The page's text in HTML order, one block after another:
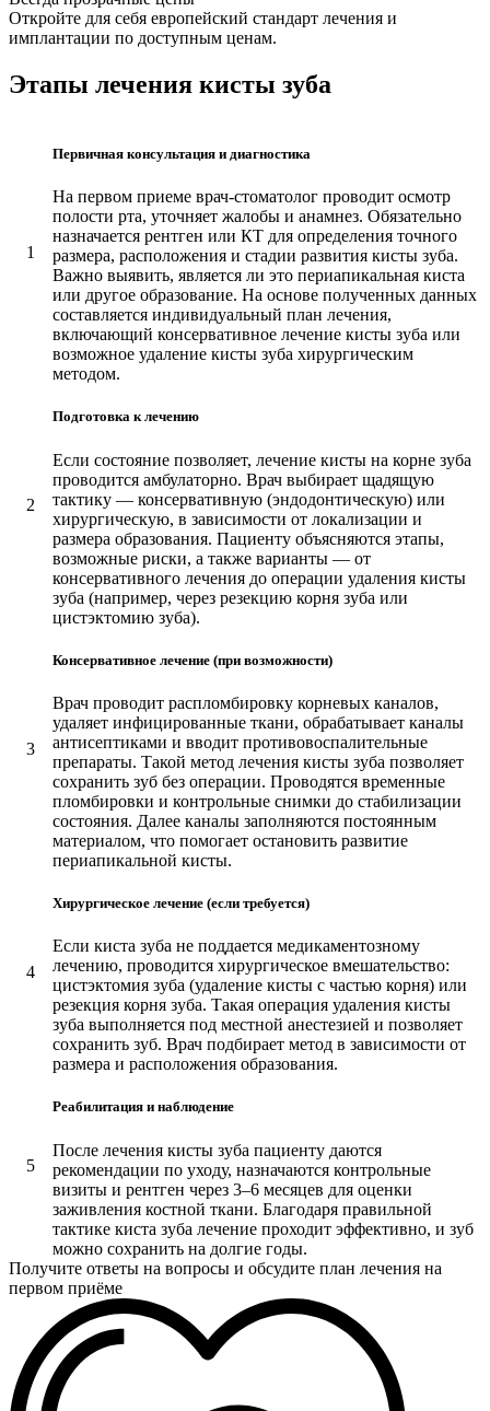
Откройте для себя европейский стандарт лечения и
имплантации по доступным ценам.
Этапы лечения кисты зуба
Первичная консультация и диагностика
На первом приеме врач-стоматолог проводит осмотр
полости рта, уточняет жалобы и анамнез. Обязательно
назначается рентген или КТ для определения точного
размера, расположения и стадии развития кисты зуба.
Важно выявить, является ли это периапикальная киста
или другое образование. На основе полученных данных
составляется индивидуальный план лечения,
включающий консервативное лечение кисты зуба или
возможное удаление кисты зуба хирургическим
методом.
1
Подготовка к лечению
Если состояние позволяет, лечение кисты на корне зуба
проводится амбулаторно. Врач выбирает щадящую
тактику — консервативную (эндодонтическую) или
хирургическую, в зависимости от локализации и
размера образования. Пациенту объясняются этапы,
возможные риски, а также варианты — от
консервативного лечения до операции удаления кисты
зуба (например, через резекцию корня зуба или
цистэктомию зуба).
2
Консервативное лечение (при возможности)
Врач проводит распломбировку корневых каналов,
удаляет инфицированные ткани, обрабатывает каналы
антисептиками и вводит противовоспалительные
препараты. Такой метод лечения кисты зуба позволяет
сохранить зуб без операции. Проводятся временные
пломбировки и контрольные снимки до стабилизации
состояния. Далее каналы заполняются постоянным
материалом, что помогает остановить развитие
периапикальной кисты.
3
Хирургическое лечение (если требуется)
Если киста зуба не поддается медикаментозному
лечению, проводится хирургическое вмешательство:
цистэктомия зуба (удаление кисты с частью корня) или
резекция корня зуба. Такая операция удаления кисты
зуба выполняется под местной анестезией и позволяет
сохранить зуб. Врач подбирает метод в зависимости от
размера и расположения образования.
4
Реабилитация и наблюдение
После лечения кисты зуба пациенту даются
рекомендации по уходу, назначаются контрольные
визиты и рентген через 3–6 месяцев для оценки
заживления костной ткани. Благодаря правильной
тактике киста зуба лечение проходит эффективно, и зуб
можно сохранить на долгие годы.
5
Получите ответы на вопросы и обсудите план лечения на
первом приёме